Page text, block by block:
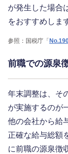
が発生した場合
をおすすめしま
参照：国税庁「
前職での源泉
年末調整は、そ
が実施するのが
他の会社から給
正確な給与総額
に前職の源泉徴